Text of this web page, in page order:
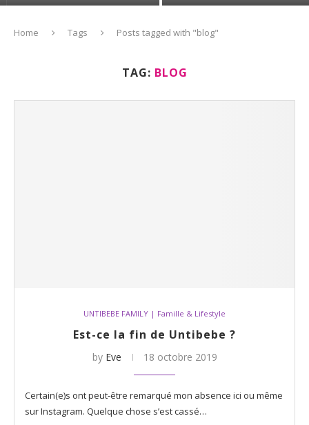
Home Tags Posts tagged with "blog"
TAG: BLOG
UNTIBEBE FAMILY | Famille & Lifestyle
Est-ce la fin de Untibebe ?
by Eve 18 octobre 2019
Certain(e)s ont peut-être remarqué mon absence ici ou même
sur Instagram. Quelque chose s’est cassé…